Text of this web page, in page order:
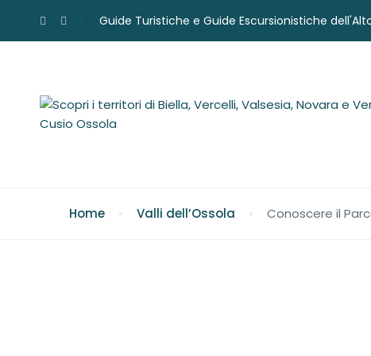
Guide Turistiche e Guide Escursionistiche
Home Valli dell’Ossola Conoscere il